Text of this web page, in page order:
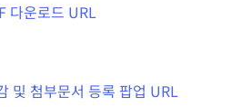
다운로드 URL
및 첨부문서 등록 팝업 URL